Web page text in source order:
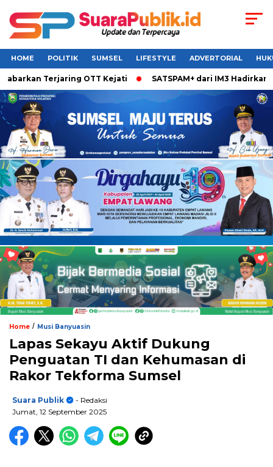
HOME POLITIK SUMSEL LIFESTYLE ADVERTORIAL
Terjaring OTT Kejati SATSPAM+ dari IM3 Hadirkan
Home / Musi Banyuasin
Lapas Sekayu Aktif Dukung
Penguatan TI dan Kehumasan di
Rakor Tekforma Sumsel
Suara Publik
- Redaksi
Jumat, 12 September 2025